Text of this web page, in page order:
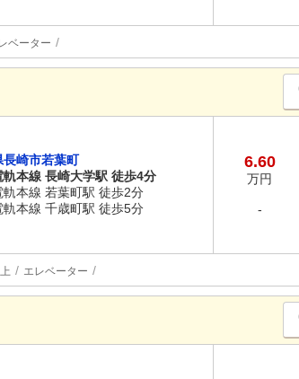
ベーター
長崎市若葉町
軌本線 長崎大学駅 徒歩4分
軌本線 若葉町駅 徒歩2分
軌本線 千歳町駅 徒歩5分
6.60
万円
-
エレベーター